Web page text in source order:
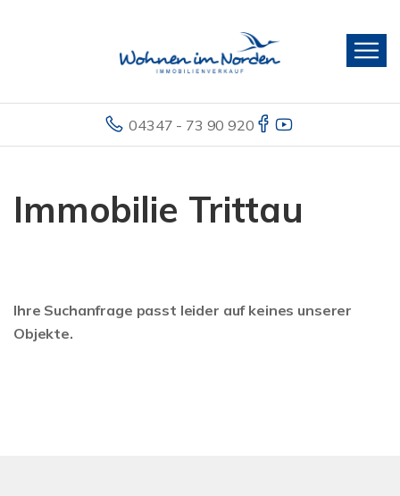
04347 - 73 90 920
Immobilie Trittau
Ihre Suchanfrage passt leider auf keines unserer
Objekte.